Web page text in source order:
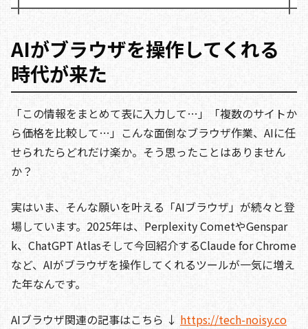
AIがブラウザを操作してくれる
時代が来た
「この情報をまとめて表に入力して…」「複数のサイトか
ら価格を比較して…」こんな面倒なブラウザ作業、AIに任
せられたらどれだけ楽か。そう思ったことはありません
か？
実はいま、そんな願いを叶える「AIブラウザ」が続々と登
場しています。2025年は、Perplexity CometやGenspar
k、ChatGPT Atlasそして今回紹介するClaude for Chrome
など、AIがブラウザを操作してくれるツールが一気に増え
た年なんです。
AIブラウザ関連の記事はこちら ↓ https://tech-noisy.co